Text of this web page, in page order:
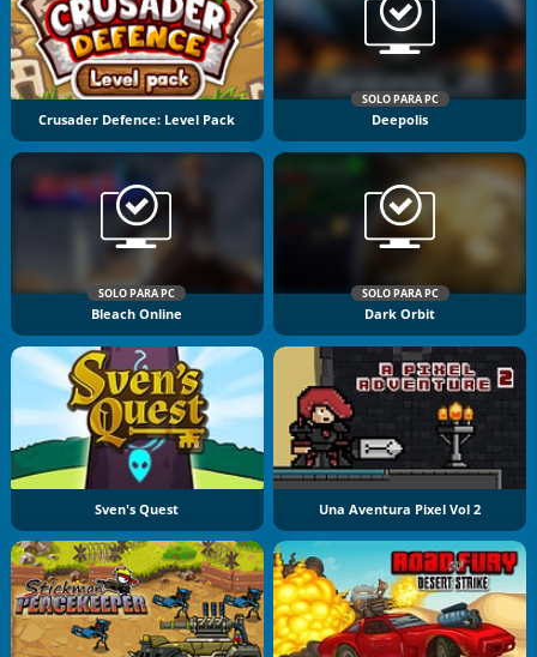
Crusader Defence: Level Pack
SOLO PARA PC
Deepolis
SOLO PARA PC
Bleach Online
SOLO PARA PC
Dark Orbit
Sven's Quest Una Aventura Pixel Vol 2